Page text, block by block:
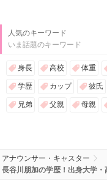
人気のキーワード
いま話題のキーワード
身長 高校 体重
学歴 カップ 彼氏
兄弟 父親 母親
アナウンサー・キャスター
長谷川朋加の学歴！出身大学